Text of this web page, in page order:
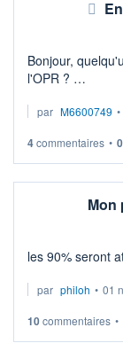
Bonjour,
l'OPR ?
Rien pour le
Merci
par M6600749 •
4commentaires • 0
Mon
les 90% seront
par philoh • 01
10commentaires •